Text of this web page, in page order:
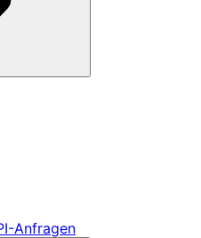
Anfragen